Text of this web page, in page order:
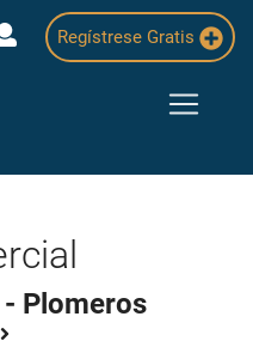
Regístrese Gratis
Plomeros